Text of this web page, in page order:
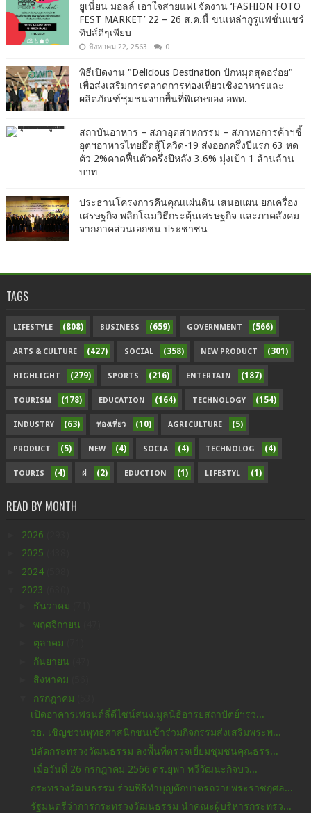
ยูเนี่ยน มอลล์ เอาใจสายแฟ! จัดงาน ‘FASHION FOTO
FEST MARKET’ 22 – 26 ส.ค.นี้ ขนเหล่ากูรูแฟชั่นแชร์
ทิปส์ดีๆเพียบ
สิงหาคม 22, 2563 0
พิธีเปิดงาน "Delicious Destination ปักหมุดสุดอร่อย"
เพื่อส่งเสริมการตลาดการท่องเที่ยวเชิงอาหารและ
ผลิตภัณฑ์ชุมชนจากพื้นที่พิเศษของ อพท.
สถาบันอาหาร – สภาอุตสาหกรรม – สภาหอการค้าฯชี้
อุตฯอาหารไทยฮึดสู้โควิด-19 ส่งออกครึ่งปีแรก 63 หด
ตัว 2%คาดฟื้นตัวครึ่งปีหลัง 3.6% มุ่งเป้า 1 ล้านล้าน
บาท
ประธานโครงการคืนคุณแผ่นดิน เสนอแผน ยกเครื่อง
เศรษฐกิจ พลิกโฉมวิธีกระตุ้นเศรษฐกิจ และภาคสังคม
จากภาคส่วนเอกชน ประชาชน
TAGS
LIFESTYLE (808) BUSINESS (659) GOVERNMENT (566)
ARTS & CULTURE (427) SOCIAL (358) NEW PRODUCT (301)
HIGHLIGHT (279) SPORTS (216) ENTERTAIN (187)
TOURISM (178) EDUCATION (164) TECHNOLOGY (154)
INDUSTRY (63) ท่องเที่ยว (10) AGRICULTURE (5)
PRODUCT (5) NEW (4) SOCIA (4) TECHNOLOG (4)
TOURIS (4) ฝ (2) EDUCTION (1) LIFESTYL (1)
READ BY MONTH
2026
2025
2024
2023
ธันวาคม
พฤศจิกายน
ตุลาคม
กันยายน
สิงหาคม
กรกฎาคม
เปิดอาคารเฟรนด์ลี่ดีไซน์สนง.มูลนิธิอารยสถาปัตย์ฯรว...
วธ. เชิญชวนพุทธศาสนิกชนเข้าร่วมกิจกรรมส่งเสริมพระพ...
ปลัดกระทรวงวัฒนธรรม ลงพื้นที่ตรวจเยี่ยมชุมชนคุณธรร...
เมื่อวันที่ 26 กรกฎาคม 2566 ดร.ยุพา ทวีวัฒนะกิจบว...
กระทรวงวัฒนธรรม ร่วมพิธีทำบุญตักบาตรถวายพระราชกุศล...
รัฐมนตรีว่าการกระทรวงวัฒนธรรม นำคณะผู้บริหารกระทรว...